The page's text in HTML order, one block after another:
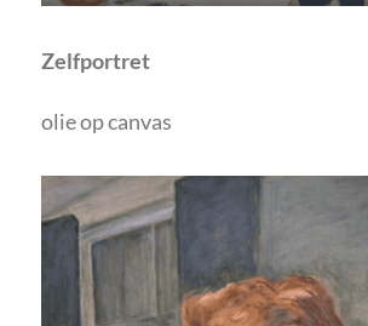
Zelfportret
olie op canvas